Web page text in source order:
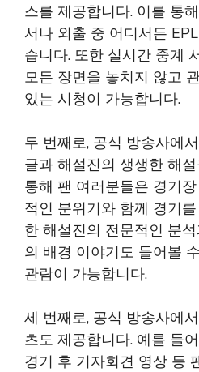
스를 제공합니다. 이를 통
서나 외출 중 어디서든
습니다. 또한 실시간 중계
모든 장면을 놓치지 않고
있는 시청이 가능합니다.
두 번째로, 공식 방송사에
글과 해설진의 생생한 해
통해 팬 여러분들은 경기
적인 분위기와 함께 경기
한 해설진의 전문적인 분
의 배경 이야기도 들어볼
관람이 가능합니다.
세 번째로, 공식 방송사에
츠도 제공합니다. 예를 들
경기 후 기자회견 영상 등